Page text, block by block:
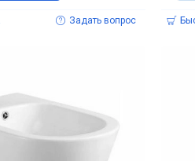
Задать вопрос